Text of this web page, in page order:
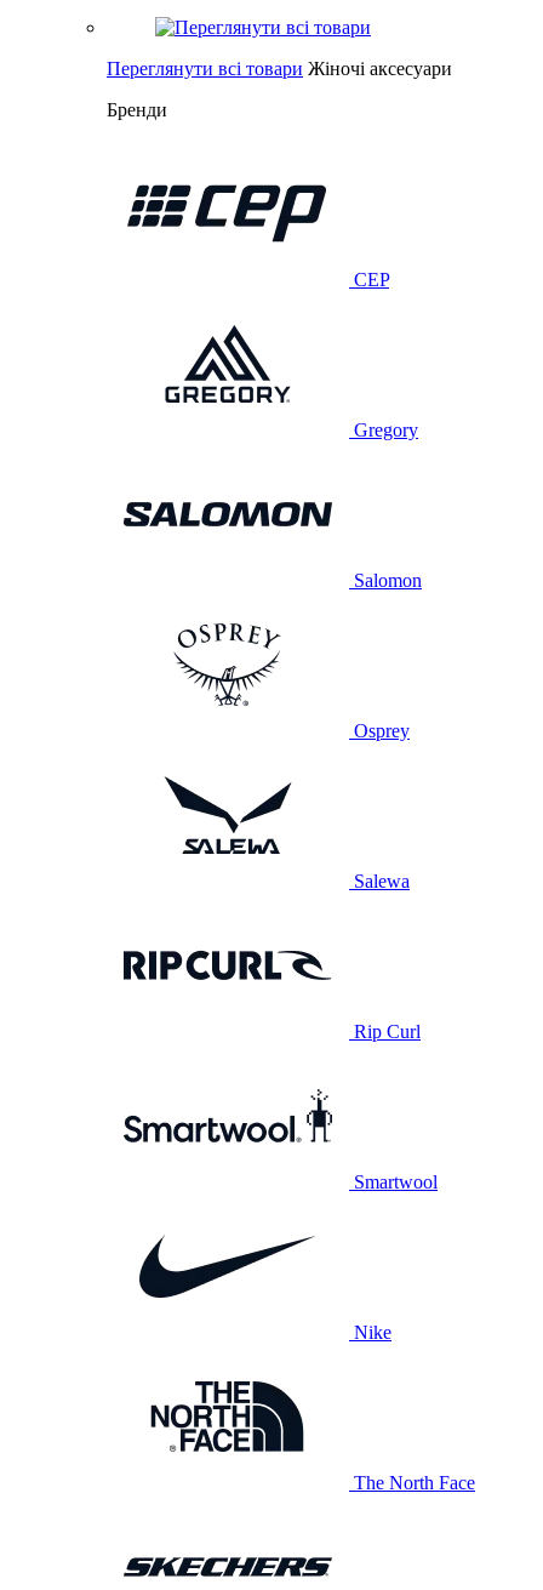
Переглянути всі товари Жіночі аксесуари
Бренди
CEP
Gregory
Salomon
Osprey
Salewa
Rip Curl
Smartwool
Nike
The North Face